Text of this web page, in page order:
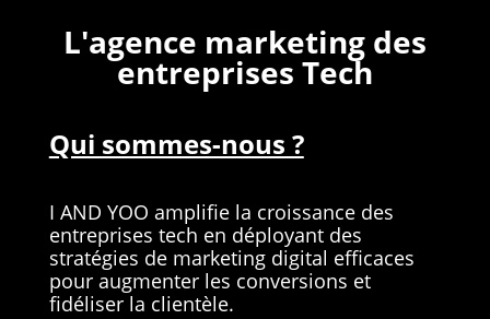
L'agence marketing des
entreprises Tech
Qui sommes-nous ?
I AND YOO amplifie la croissance des
entreprises tech en déployant des
stratégies de marketing digital efficaces
pour augmenter les conversions et
fidéliser la clientèle.